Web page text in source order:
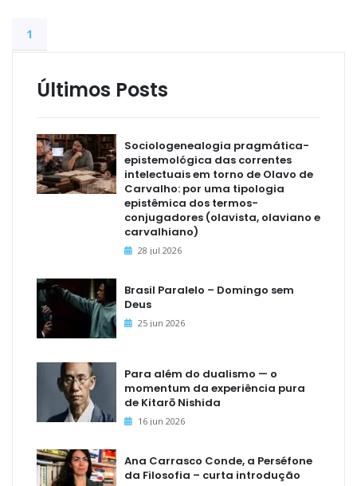
1
Últimos Posts
Sociologenealogia pragmática-
epistemológica das correntes
intelectuais em torno de Olavo de
Carvalho: por uma tipologia
epistêmica dos termos-
conjugadores (olavista, olaviano e
carvalhiano)
28 jul 2026
Brasil Paralelo – Domingo sem
Deus
25 jun 2026
Para além do dualismo — o
momentum da experiência pura
de Kitarō Nishida
16 jun 2026
Ana Carrasco Conde, a Perséfone
da Filosofia – curta introdução